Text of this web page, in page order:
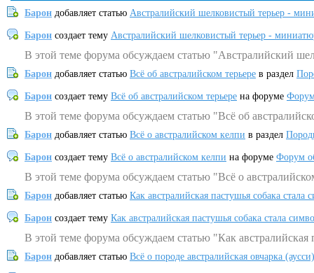
Барон добавляет статью Австралийский шелковистый терьер -
Барон создает тему Австралийский шелковистый терьер -
В этой теме форума обсуждаем статью "Австралийский
Барон добавляет статью Всё об австралийском терьере в раздел
Барон создает тему Всё об австралийском терьере на форуме
В этой теме форума обсуждаем статью "Всё об
Барон добавляет статью Всё о австралийском келпи в раздел
Барон создает тему Всё о австралийском келпи на форуме Форум
В этой теме форума обсуждаем статью "Всё о
Барон добавляет статью Как австралийская пастушья собака
Барон создает тему Как австралийская пастушья собака стала
В этой теме форума обсуждаем статью "Как
Барон добавляет статью Всё о породе австралийская овчарка (аусси)